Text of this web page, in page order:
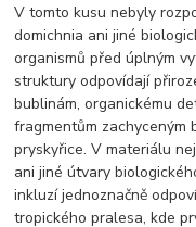
V tomto kusu nebyly
domichnia ani jiné
organismů před úplným
struktury odpovídají
bublinám, organickému
fragmentům zachyceným
pryskyřice. V materiálu
ani jiné útvary
inkluzí jednoznačně
tropického pralesa, kde